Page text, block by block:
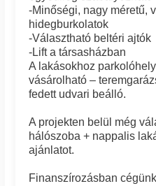
-Minőségi, nagy méretű,
hidegburkolatok
-Választható beltéri ajtók
-Lift a társasházban
A lakásokhoz
vásárolható –
fedett udvari beálló.
A projekten belül még
hálószoba + nappalis
ajánlatot.
Finanszírozásban